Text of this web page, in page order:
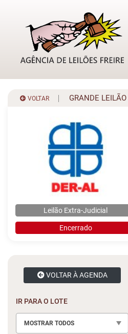
VOLTAR GRANDE LEILÃO
Leilão Extra-Judicial
Encerrado
VOLTAR À AGENDA
IR PARA O LOTE
MOSTRAR TODOS